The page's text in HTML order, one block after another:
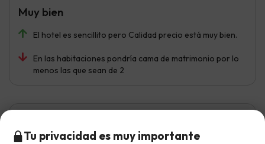
El hotel es sencillito pero Calidad precio está muy bien.
En las habitaciones pondría cama de matrimonio por lo
menos las que sean de 2
Muy bien
Junio 2026
Tu privacidad es muy importante